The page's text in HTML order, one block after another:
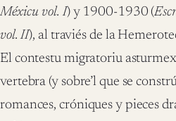
Méxicu vol. I) y 1900-1930 (
vol. II), al traviés de la
El contestu migratoriu
vertebra (y sobre’l que se
romances, cróniques y pieces